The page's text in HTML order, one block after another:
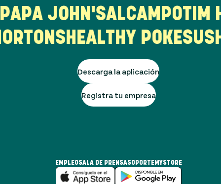
PAPA JOHN'S ALCAMPO
HEALTHY POKESUSHI
Descarga la aplicación
Registra tu empresa
EMPLEOSALA DE PRENSA SOPORTEMYSTORE